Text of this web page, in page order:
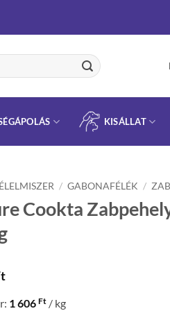
KISÁLLAT
/ GABONAFÉLÉK /
Cookta
1 606 Ft / kg